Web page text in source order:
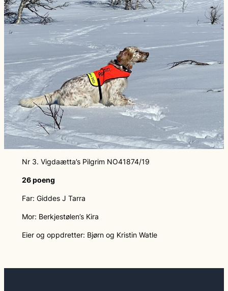
Nr 3. Vigdaætta’s Pilgrim NO41874/19
26 poeng
Far: Giddes J Tarra
Mor: Berkjestølen’s Kira
Eier og oppdretter: Bjørn og Kristin Watle